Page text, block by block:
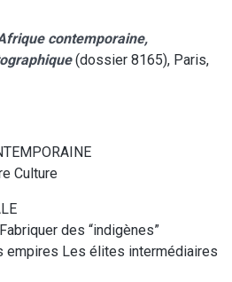
contemporaine,
(dossier 8165), Paris,
Culture
des “indigènes”
empires Les élites intermédiaires